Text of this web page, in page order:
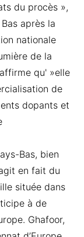
du procès »,
après la
nationale
de la
qu' »elle
de
dopants et
Bas, bien
en fait du
située dans
à de
Ghafoor,